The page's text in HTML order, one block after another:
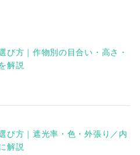
び方｜作物別の目合い・高さ・
解説
び方｜遮光率・色・外張り／内
解説